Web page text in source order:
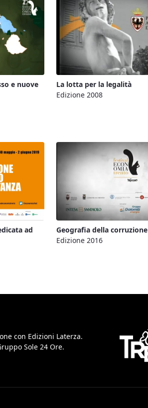
e nuove
La lotta per la legalità
Edizione 2008
ad
Geografia della corruzione
Edizione 2016
con Edizioni Laterza.
Sole 24 Ore.